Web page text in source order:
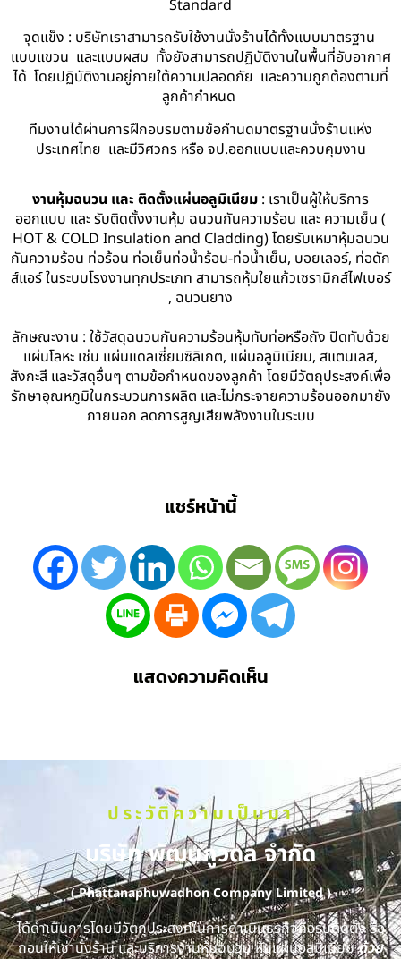
Standard
จุดแข็ง : บริษัทเราสามารถรับใช้งานนั่งร้านได้ทั้งแบบมาตรฐาน
แบบแขวน และแบบผสม ทั้งยังสามารถปฏิบัติงานในพื้นที่อับอากาศ
ได้ โดยปฏิบัติงานอยู่ภายใต้ความปลอดภัย และความถูกต้องตามที่
ลูกค้ากำหนด
ทีมงานได้ผ่านการฝึกอบรมตามข้อกำนดมาตรฐานนั่งร้านแห่ง
ประเทศไทย และมีวิศวกร หรือ จป.ออกแบบและควบคุมงาน
งานหุ้มฉนวน และ ติดตั้งแผ่นอลูมิเนียม : เราเป็นผู้ให้บริการ
ออกแบบ และ รับติดตั้งงานหุ้ม ฉนวนกันความร้อน และ ความเย็น (
HOT & COLD Insulation and Cladding) โดยรับเหมาหุ้มฉนวน
กันความร้อน ท่อร้อน ท่อเย็นท่อน้ำร้อน-ท่อน้ำเย็น, บอยเลอร์, ท่อดัก
ส์แอร์ ในระบบโรงงานทุกประเภท สามารถหุ้มใยแก้วเซรามิกส์ไฟเบอร์
, ฉนวนยาง
ลักษณะงาน : ใช้วัสดุฉนวนกันความร้อนหุ้มทับท่อหรือถัง ปิดทับด้วย
แผ่นโลหะ เช่น แผ่นแดลเซี่ยมซิลิเกต, แผ่นอลูมิเนียม, สแตนเลส,
สังกะสี และวัสดุอื่นๆ ตามข้อกำหนดของลูกค้า โดยมีวัตถุประสงค์เพื่อ
รักษาอุณหภูมิในกระบวนการผลิต และไม่กระจายความร้อนออกมายัง
ภายนอก ลดการสูญเสียพลังงานในระบบ
แชร์หน้านี้
แสดงความคิดเห็น
ประวัติความเป็นมา
บริษัท พัฒนภูวดล จำกัด
( Phattanaphuwadhon Company Limited )
ได้ดำเนินการโดยมีวัตถุประสงค์ในการดำเนินธุรกิจคือรับติดตั้ง รื้อ
ถอนให้เช่านั่งร้าน และบริการงานหุ้มฉนวน หุ้มแผ่นอลูมิเนียมด้วย